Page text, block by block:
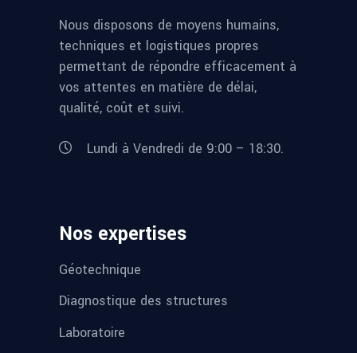
Nous disposons de moyens humains,
techniques et logistiques propres
permettant de répondre efficacement à
vos attentes en matière de délai,
qualité, coût et suivi.
Lundi à Vendredi de 9:00 – 18:30.
Nos expertises
Géotechnique
Diagnostique des structures
Laboratoire